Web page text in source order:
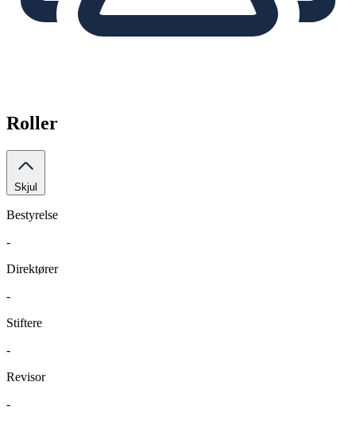
Roller
Skjul
Bestyrelse
-
Direktører
-
Stiftere
-
Revisor
-